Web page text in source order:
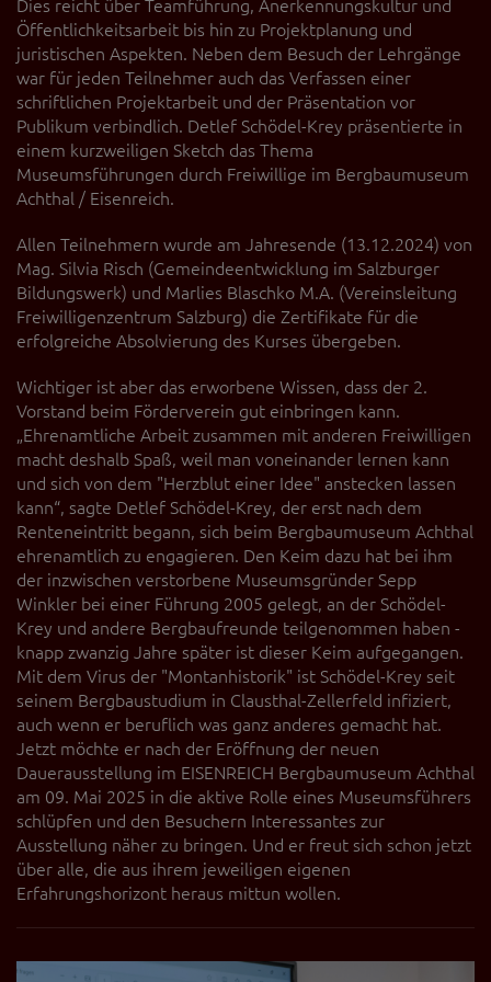
Diese Website nutzt Matomo Analytics für die Auswertung der
Seitenaufrufe als Statistik. Die hierdurch gespeicherten Daten werden
ausschließlich auf unseren eigenen Servern gespeichert. Eine
Übertragung an Dritte erfolgt nicht. Wir verwenden die Funktion
AnonymizeIP zur Anonymisierung Ihrer IP-Adresse, so dass diese gekürzt
wird und nicht mehr Ihrem Besuch auf unserer Internetseite zugeordnet
werden kann.
YouTube / Vimeo
Videos werden über die Plattformen YouTube oder Vimeo eingebunden.
bewirkt laut YouTube, dass YouTube keine Informationen über die
Besucher auf dieser Website speichert, bevor diese sich das Video
ansehen.
Eingebundene Inhalte
Optional sind externe Inhalte auf den Seiten dieser Website
oder auch Anwendungen einer externen Website.
Dies reicht über Teamführung, Anerkennungskultur und
Öffentlichkeitsarbeit bis hin zu Projektplanung und
juristischen Aspekten. Neben dem Besuch der Lehrgänge
war für jeden Teilnehmer auch das Verfassen einer
schriftlichen Projektarbeit und der Präsentation vor
Publikum verbindlich. Detlef Schödel-Krey präsentierte in
einem kurzweiligen Sketch das Thema
Museumsführungen durch Freiwillige im Bergbaumuseum
Achthal / Eisenreich.
Allen Teilnehmern wurde am Jahresende (13.12.2024) von
Mag. Silvia Risch (Gemeindeentwicklung im Salzburger
Bildungswerk) und Marlies Blaschko M.A. (Vereinsleitung
Freiwilligenzentrum Salzburg) die Zertifikate für die
erfolgreiche Absolvierung des Kurses übergeben.
Wichtiger ist aber das erworbene Wissen, dass der 2.
Vorstand beim Förderverein gut einbringen kann.
„Ehrenamtliche Arbeit zusammen mit anderen Freiwilligen
macht deshalb Spaß, weil man voneinander lernen kann
und sich von dem "Herzblut einer Idee" anstecken lassen
kann“, sagte Detlef Schödel-Krey, der erst nach dem
Renteneintritt begann, sich beim Bergbaumuseum Achthal
ehrenamtlich zu engagieren. Den Keim dazu hat bei ihm
der inzwischen verstorbene Museumsgründer Sepp
Winkler bei einer Führung 2005 gelegt, an der Schödel-
Krey und andere Bergbaufreunde teilgenommen haben -
knapp zwanzig Jahre später ist dieser Keim aufgegangen.
Mit dem Virus der "Montanhistorik" ist Schödel-Krey seit
seinem Bergbaustudium in Clausthal-Zellerfeld infiziert,
auch wenn er beruflich was ganz anderes gemacht hat.
Jetzt möchte er nach der Eröffnung der neuen
Dauerausstellung im EISENREICH Bergbaumuseum Achthal
am 09. Mai 2025 in die aktive Rolle eines Museumsführers
schlüpfen und den Besuchern Interessantes zur
Ausstellung näher zu bringen. Und er freut sich schon jetzt
über alle, die aus ihrem jeweiligen eigenen
Erfahrungshorizont heraus mittun wollen.